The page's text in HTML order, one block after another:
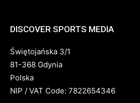
DISCOVER SPORTS MEDIA
Świętojańska 3/1
81-368 Gdynia
Polska
NIP / VAT Code: 7822654346